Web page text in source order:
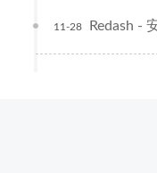
Redash -
11-28